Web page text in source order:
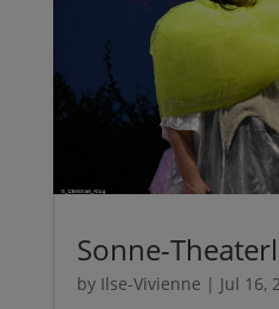
Sonne-
by Ilse-Vivienne | Jul 16,